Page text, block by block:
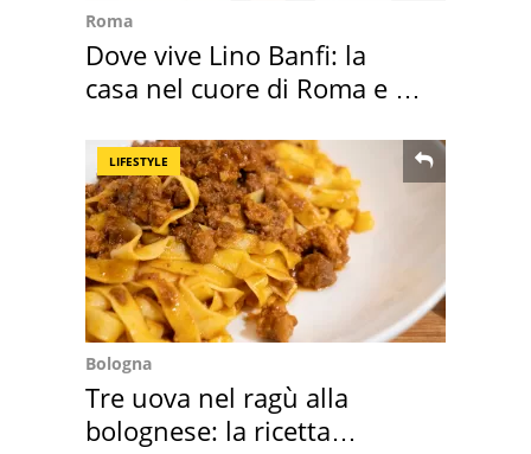
Roma
Dove vive Lino Banfi: la
casa nel cuore di Roma e i
LIFESTYLE
Bologna
Tre uova nel ragù alla
bolognese: la ricetta